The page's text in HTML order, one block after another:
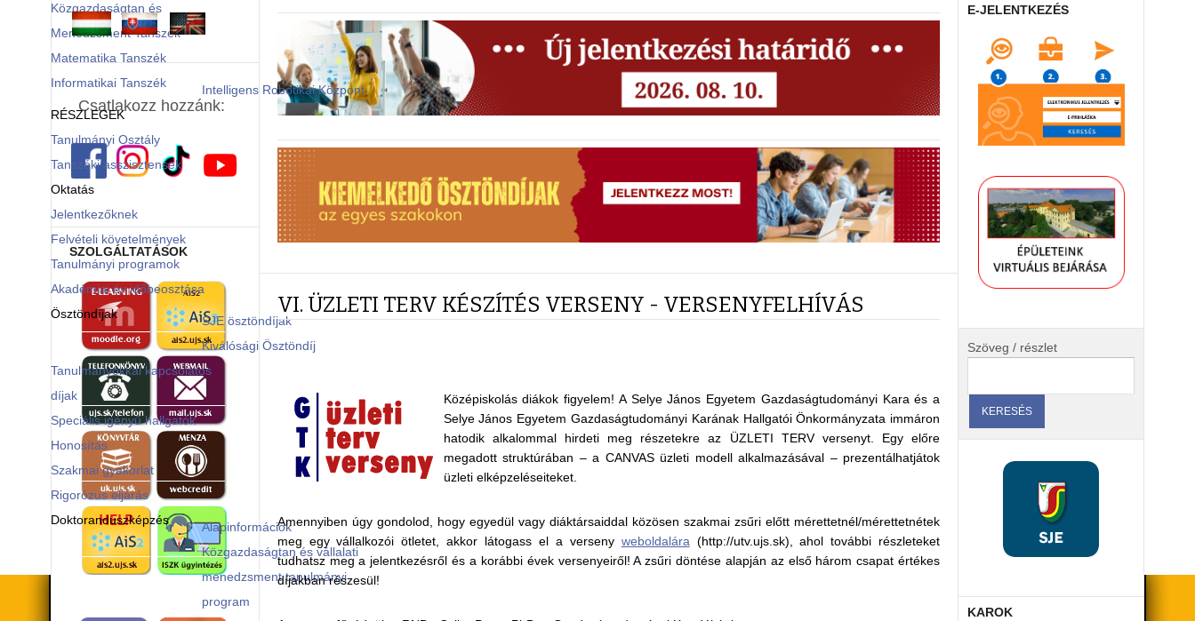
Közgazdaságtan és
Menedzsment Tanszék
Matematika Tanszék
Informatikai Tanszék
Intelligens Robotikai Központ
RÉSZLEGEK
Tanulmányi Osztály
Tanszéki asszisztensek
Oktatás
Jelentkezőknek
Felvételi követelmények
Tanulmányi programok
Akadémiai év időbeosztása
Ösztöndíjak
SJE ösztöndíjak
Kiválósági Ösztöndíj
Tanulmányokkal kapcsolatos
díjak
Speciális igényű hallgatók
Honosítás
Szakmai gyakorlat
Rigorózus eljárás
Doktoranduszképzés
Alapinformációk
Közgazdaságtan és vállalati
menedzsment tanulmányi
program
VI. ÜZLETI TERV KÉSZÍTÉS VERSENY - VERSENYFELHÍVÁS
Középiskolás diákok figyelem! A Selye János Egyetem Gazdaságtudományi Kara és a
Selye János Egyetem Gazdaságtudományi Karának Hallgatói Önkormányzata immáron
hatodik alkalommal hirdeti meg részetekre az ÜZLETI TERV versenyt. Egy előre
megadott struktúrában – a CANVAS üzleti modell alkalmazásával – prezentálhatjátok
üzleti elképzeléseiteket.
Amennyiben úgy gondolod, hogy egyedül vagy diáktársaiddal közösen szakmai zsűri előtt mérettetnél/mérettetnétek
meg egy vállalkozói ötletet, akkor látogass el a verseny weboldalára(http://utv.ujs.sk), ahol további részleteket
tudhatsz meg a jelentkezésről és a korábbi évek versenyeiről! A zsűri döntése alapján az első három csapat értékes
díjakban részesül!
E-JELENTKEZÉS
Szöveg / részlet
KAROK
Csatlakozz hozzánk:
SZOLGÁLTATÁSOK